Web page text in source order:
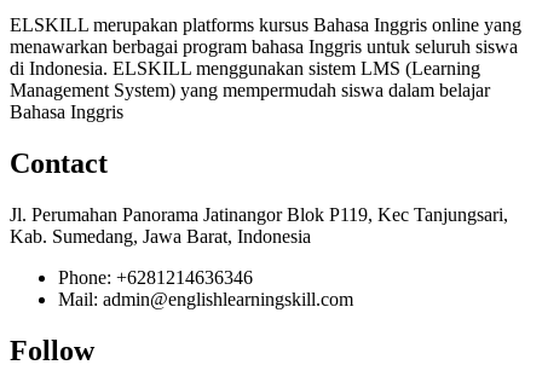
ELSKILL merupakan platforms kursus Bahasa Inggris online yang
menawarkan berbagai program bahasa Inggris untuk seluruh siswa
di Indonesia. ELSKILL menggunakan sistem LMS (Learning
Management System) yang mempermudah siswa dalam belajar
Bahasa Inggris
Contact
Jl. Perumahan Panorama Jatinangor Blok P119, Kec Tanjungsari,
Kab. Sumedang, Jawa Barat, Indonesia
Phone: +6281214636346
Mail: admin@englishlearningskill.com
Follow